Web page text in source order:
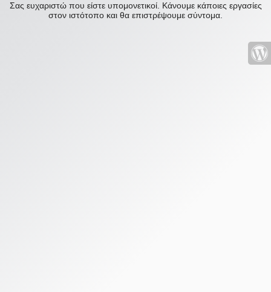
Σας ευχαριστώ που είστε υπομονετικοί. Κάνουμε κάποιες εργασίες
στον ιστότοπο και θα επιστρέψουμε σύντομα.